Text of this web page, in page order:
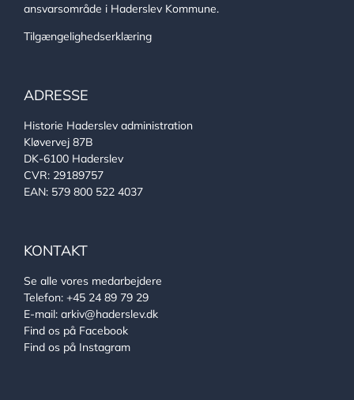
ansvarsområde i Haderslev Kommune.
Tilgængelighedserklæring
ADRESSE
Historie Haderslev administration
Kløvervej 87B
DK-6100 Haderslev
CVR: 29189757
EAN: 579 800 522 4037
KONTAKT
Se alle vores medarbejdere
Telefon: +45 24 89 79 29
E-mail: arkiv@haderslev.dk
Find os på Facebook
Find os på Instagram